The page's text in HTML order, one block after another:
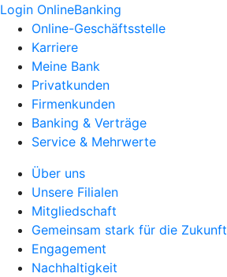
Login OnlineBanking
Online-Geschäftsstelle
Karriere
Meine Bank
Privatkunden
Firmenkunden
Banking & Verträge
Service & Mehrwerte
Über uns
Unsere Filialen
Mitgliedschaft
Gemeinsam stark für die Zukunft
Engagement
Nachhaltigkeit